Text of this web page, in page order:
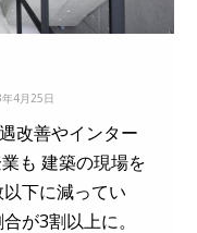
4月25日
改善やインター
も 建築の現場を
下に減ってい
が3割以上に。